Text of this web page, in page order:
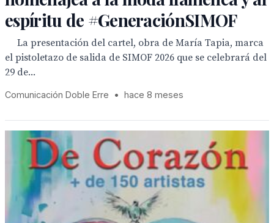
espíritu de #GeneraciónSIMOF
La presentación del cartel, obra de María Tapia, marca
el pistoletazo de salida de SIMOF 2026 que se celebrará del
29 de...
Comunicación Doble Erre • hace 8 meses